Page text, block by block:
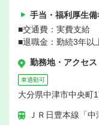
手当・福利厚生備
■交通費：実費支給
■退職金：勤続3年以
勤務地・アクセス
車通勤可
大分県中津市中央町
ＪＲ日豊本線「